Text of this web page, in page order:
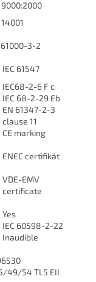
9000:2000
14001
61000-3-2
IEC 61547
IEC68-2-6 F c
IEC 68-2-29 Eb
EN 61347-2-3
clause 11
CE marking
ENEC certifikát
VDE-EMV
certificate
Yes
IEC 60598-2-22
Inaudible
49/54 TL5 EII